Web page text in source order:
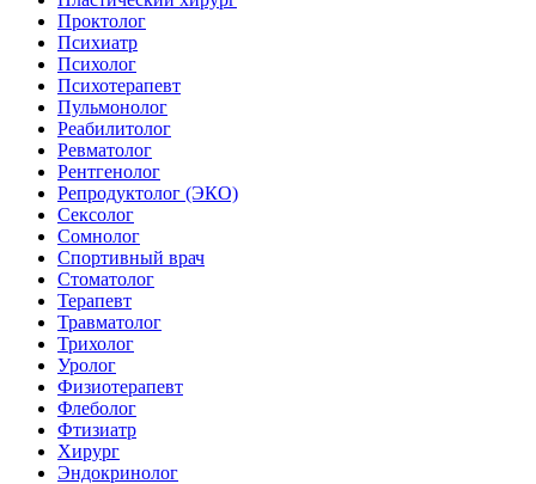
Проктолог
Психиатр
Психолог
Психотерапевт
Пульмонолог
Реабилитолог
Ревматолог
Рентгенолог
Репродуктолог (ЭКО)
Сексолог
Сомнолог
Спортивный врач
Стоматолог
Терапевт
Травматолог
Трихолог
Уролог
Физиотерапевт
Флеболог
Фтизиатр
Хирург
Эндокринолог